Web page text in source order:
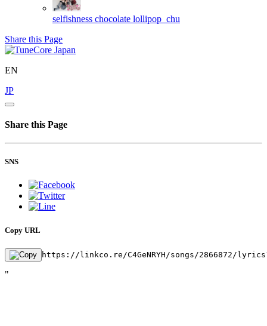
selfishness chocolate lollipop_chu
Share this Page
EN
JP
Share this Page
SNS
Copy URL
https://linkco.re/C4GeNRYH/songs/2866872/
"